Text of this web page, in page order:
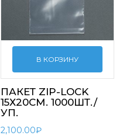
В КОРЗИНУ
ПАКЕТ ZIP-LOCK
15Х20СМ. 1000ШТ./
УП.
2,100.00₽